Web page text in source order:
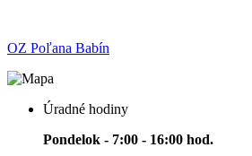
OZ Poľana Babín
Úradné hodiny
Pondelok - 7:00 - 16:00 hod.